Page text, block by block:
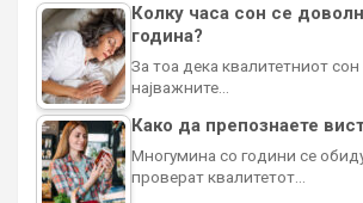
Колку часа сон се
година?
За тоа дека квалитетниот
најважните…
Како да препознаете
Многумина со години се
проверат квалитетот…